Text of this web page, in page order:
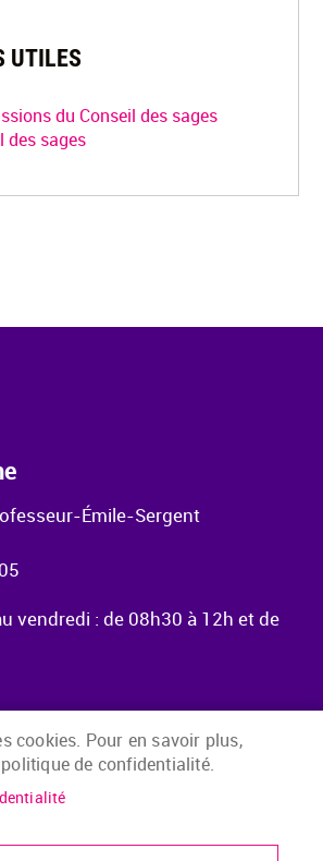
UTILES
du Conseil des sages
des sages
Émile-Sergent
vendredi : de 08h30 à 12h et de
cookies. Pour en savoir plus,
de confidentialité.